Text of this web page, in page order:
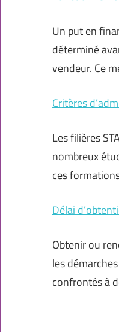
Un put en
déterminé
vendeur. Ce
Critères
Les filières
nombreux
ces
Délai
Obtenir ou
les
confrontés à